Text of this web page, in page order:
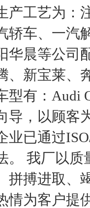
产工艺为：
轿车、一汽
华晨等公司
、新宝莱、
型有：Audi
导，以顾客
业已通过
。 我厂以
拼搏进取、
情为客户提